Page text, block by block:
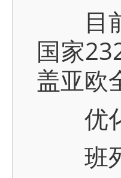
目前
国家
盖亚欧
优化
班列